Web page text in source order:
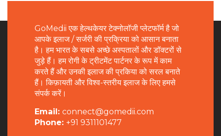
GoMedii एक हेल्थकेयर टेक्नोलॉजी प्लेटफॉर्म है जो
आपके इलाज / सर्जरी की प्रक्रिया को आसान बनाता
है। हम भारत के सबसे अच्छे अस्पतालों और डॉक्टरों से
जुड़े हैं। हम रोगी के ट्रीटमेंट पार्टनर के रूप में काम
करते हैं और उनकी इलाज की प्रकिया को सरल बनाते
हैं। किफ़ायती और विश्व-स्तरीय इलाज के लिए हमसे
संपर्क करें।
Email: connect@gomedii.com
Phone: +91 9311101477